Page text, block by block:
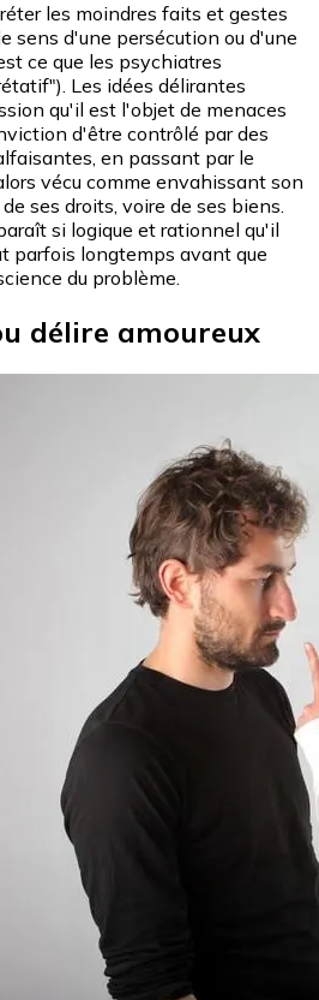
les moindres faits et gestes
sens d'une persécution ou d'une
ce que les psychiatres
Les idées délirantes
qu'il est l'objet de menaces
d'être contrôlé par des
en passant par le
vécu comme envahissant son
ses droits, voire de ses biens.
si logique et rationnel qu'il
parfois longtemps avant que
du problème.
délire amoureux